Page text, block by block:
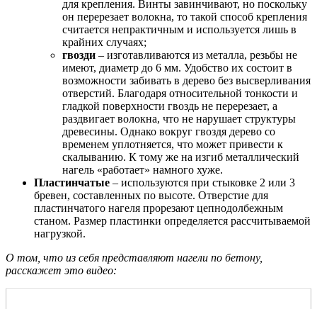
для крепления. Винты завинчивают, но поскольку
он перерезает волокна, то такой способ крепления
считается непрактичным и используется лишь в
крайних случаях;
гвозди – изготавливаются из металла, резьбы не
имеют, диаметр до 6 мм. Удобство их состоит в
возможности забивать в дерево без высверливания
отверстий. Благодаря относительной тонкости и
гладкой поверхности гвоздь не перерезает, а
раздвигает волокна, что не нарушает структуры
древесины. Однако вокруг гвоздя дерево со
временем уплотняется, что может привести к
скалыванию. К тому же на изгиб металлический
нагель «работает» намного хуже.
Пластинчатые – используются при стыковке 2 или 3
бревен, составленных по высоте. Отверстие для
пластинчатого нагеля прорезают цепнодолбежным
станом. Размер пластинки определяется рассчитываемой
нагрузкой.
О том, что из себя представляют нагели по бетону,
расскажет это видео: